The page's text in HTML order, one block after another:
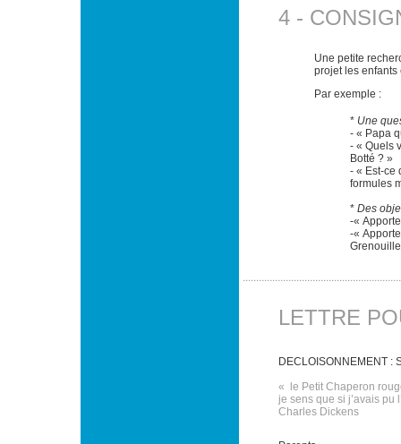
4 -
Une petite
projet les enfants
Par exemple :
* Une
- « Papa
- « Quels
Botté ? »
- « Est-ce
formules
* Des
-«
-«
LETTRE
DECLOISONNEMENT :
« le Petit Chaperon
je sens que si j’avais pu
Charles Dickens